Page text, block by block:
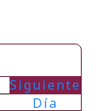
Siguiente
Día